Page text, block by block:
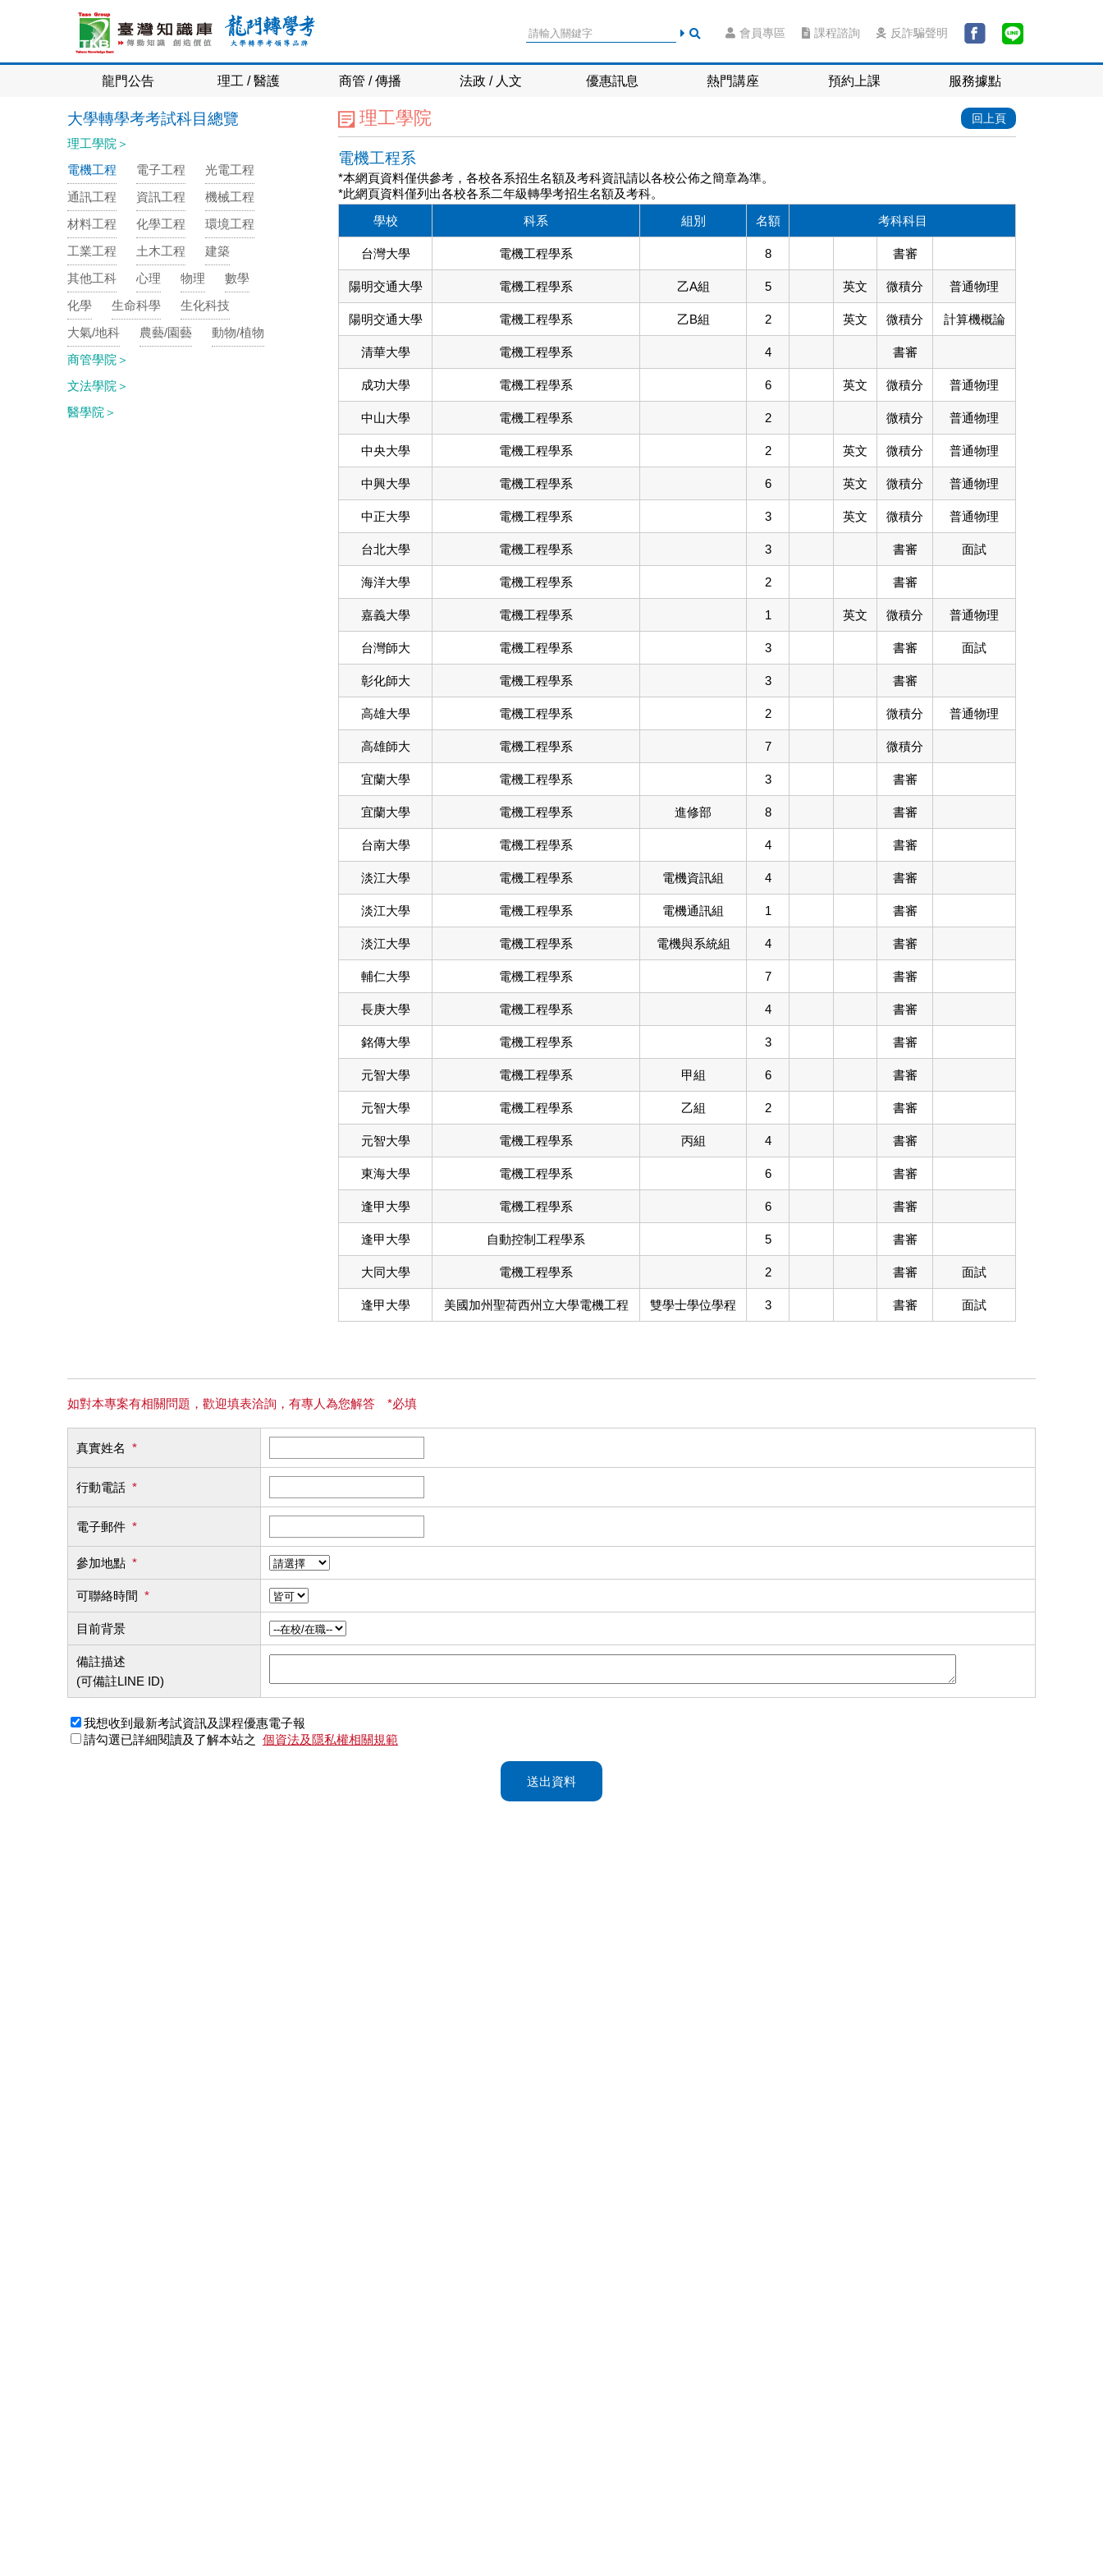
會員專區 課程諮詢 反詐騙聲明
龍門公告 理工 / 醫護 商管 / 傳播 法政 / 人文 優惠訊息 熱門講座 預約上課 服務據點
大學轉學考考試科目總覽
理工學院＞
電機工程
電子工程
光電工程
通訊工程
資訊工程
機械工程
材料工程
化學工程
環境工程
工業工程
土木工程
建築
其他工科
心理 物理
數學
化學
生命科學
生化科技
大氣/地科
農藝/園藝
動物/植物
商管學院＞
文法學院＞
醫學院＞
理工學院 回上頁
電機工程系
*本網頁資料僅供參考，各校各系招生名額及考科資訊請以各校公佈之簡章為準。
*此網頁資料僅列出各校各系二年級轉學考招生名額及考科。
學校
科系 組別 名額 考科科目
台灣大學 電機工程學系 8 書審
陽明交通大學 電機工程學系 乙A組 5 英文 微積分 普通物理
陽明交通大學 電機工程學系 乙B組 2 英文 微積分 計算機概論
清華大學 電機工程學系 4 書審
成功大學 電機工程學系 6 英文 微積分 普通物理
中山大學 電機工程學系 2 微積分 普通物理
中央大學 電機工程學系 2 英文 微積分 普通物理
中興大學 電機工程學系 6 英文 微積分 普通物理
中正大學 電機工程學系 3 英文 微積分 普通物理
台北大學 電機工程學系 3 書審 面試
海洋大學 電機工程學系 2 書審
嘉義大學 電機工程學系 1 英文 微積分 普通物理
台灣師大 電機工程學系 3 書審 面試
彰化師大 電機工程學系 3 書審
高雄大學 電機工程學系 2 微積分 普通物理
高雄師大 電機工程學系 7 微積分
宜蘭大學 電機工程學系 3 書審
宜蘭大學 電機工程學系 進修部 8 書審
台南大學 電機工程學系 4 書審
淡江大學 電機工程學系 電機資訊組 4 書審
淡江大學 電機工程學系 電機通訊組 1 書審
淡江大學 電機工程學系 電機與系統組 4 書審
輔仁大學 電機工程學系 7 書審
長庚大學 電機工程學系 4 書審
銘傳大學 電機工程學系 3 書審
元智大學 電機工程學系 甲組 6 書審
元智大學 電機工程學系 乙組 2 書審
元智大學 電機工程學系 丙組 4 書審
東海大學 電機工程學系 6 書審
逢甲大學 電機工程學系 6 書審
逢甲大學 自動控制工程學系 5 書審
大同大學 電機工程學系 2 書審 面試
逢甲大學 美國加州聖荷西州立大學電機工程 雙學士學位學程 3 書審 面試
如對本專案有相關問題，歡迎填表洽詢，有專人為您解答 *必填
真實姓名 *
行動電話 *
電子郵件 *
參加地點 *
可聯絡時間 *
目前背景
備註描述
(可備註LINE ID)
我想收到最新考試資訊及課程優惠電子報
請勾選已詳細閱讀及了解本站之 個資法及隱私權相關規範
送出資料